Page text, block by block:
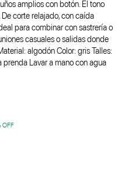
amplios con botón. El tono
corte relajado, con caída
para combinar con sastrería o
casuales o salidas donde
algodón Color: gris Talles:
Lavar a mano con agua
OFF